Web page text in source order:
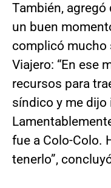
También,
un buen
complicó mucho
Viajero: “En ese
recursos para
síndico y me dijo
fue a Colo-Colo.
tenerlo”,